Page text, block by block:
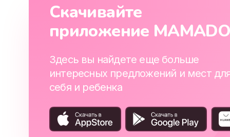
Скачивайте
приложение
Здесь вы найдете еще больше
интересных предложений и мест
себя и ребенка